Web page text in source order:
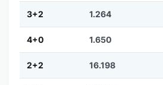
3+2 1.264
4+0 1.650
2+2 16.198